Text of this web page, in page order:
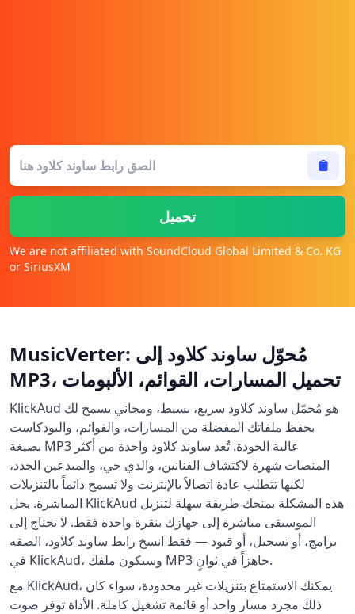
تحميل
We are not affiliated with SoundCloud Global Limited & Co. KG
or SiriusXM
MusicVerter: مُحوّل ساوند كلاود إلى
MP3، تحميل المسارات، القوائم، الألبومات
KlickAud هو مُحمّل ساوند كلاود سريع، بسيط، ومجاني يسمح لك
بحفظ ملفاتك المفضلة من المسارات، والقوائم، والبودكاست
بصيغة MP3 عالية الجودة. تُعد ساوند كلاود واحدة من أكثر
المنصات شهرة لاكتشاف الفنانين، والدي جي، والمبدعين الجدد،
لكنها تتطلب عادة اتصالاً بالإنترنت ولا تسمح دائماً بالتنزيلات
المباشرة. يحل KlickAud هذه المشكلة بمنحك طريقة سهلة لتنزيل
الموسيقى مباشرة إلى جهازك بنقرة واحدة فقط. لا تحتاج إلى
برامج، أو تسجيل، أو قيود — فقط انسخ رابط ساوند كلاود، الصقه
في KlickAud، وسيكون ملفك MP3 جاهزاً في ثوانٍ.
مع KlickAud، يمكنك الاستمتاع بتنزيلات غير محدودة، سواء كان
ذلك مجرد مسار واحد أو قائمة تشغيل كاملة. الأداة توفر صوت